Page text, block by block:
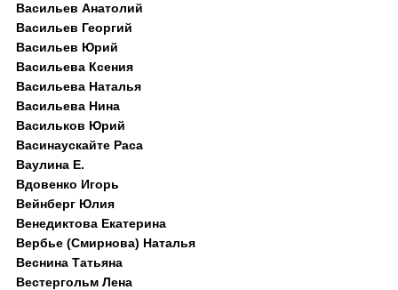
Васильев Анатолий
Васильев Георгий
Васильев Юрий
Васильева Ксения
Васильева Наталья
Васильева Нина
Васильков Юрий
Васинаускайте Раса
Ваулина Е.
Вдовенко Игорь
Вейнберг Юлия
Венедиктова Екатерина
Вербье (Смирнова) Наталья
Веснина Татьяна
Вестергольм Лена